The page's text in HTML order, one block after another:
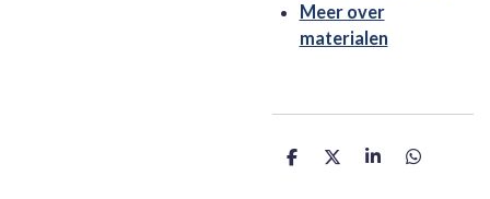
Meer over
materialen
D
D
S
D